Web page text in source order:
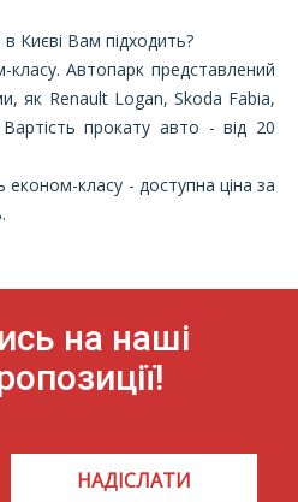
Києві Вам підходить?
Автопарк представлений
як Renault Logan, Skoda Fabia,
прокату авто - від 20
економ-класу - доступна ціна за
на наші
НАДІСЛАТИ